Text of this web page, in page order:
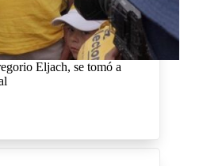
Eljach, se tomó a